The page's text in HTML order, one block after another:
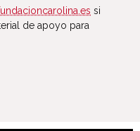
si
de apoyo para